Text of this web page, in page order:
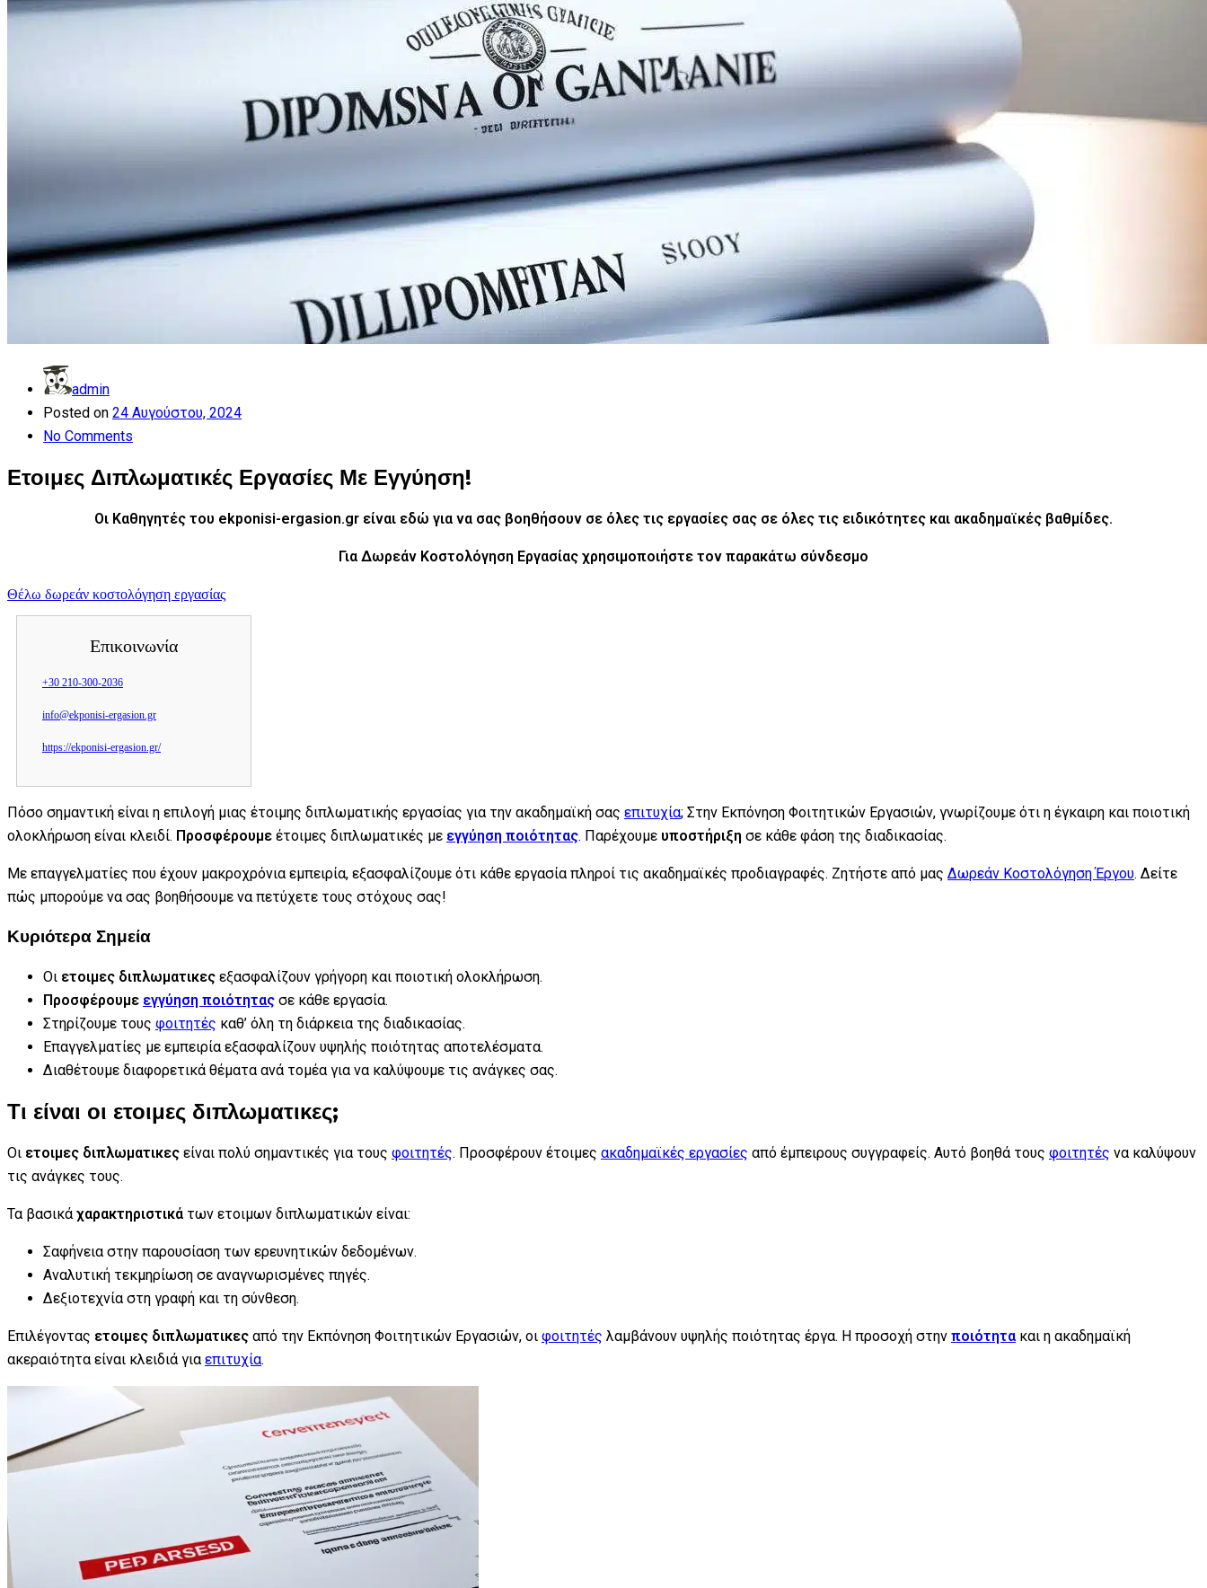
admin
Posted on 24 Αυγούστου, 2024
No Comments
Ετοιμες Διπλωματικές Εργασίες Με Εγγύηση!
Οι Καθηγητές του ekponisi-ergasion.gr είναι εδώ για να σας βοηθήσουν σε όλες τις εργασίες σας σε όλες τις ειδικότητες και ακαδημαϊκές βαθμίδες.
Για Δωρεάν Κοστολόγηση Εργασίας χρησιμοποιήστε τον παρακάτω σύνδεσμο
Θέλω δωρεάν κοστολόγηση εργασίας
Επικοινωνία
+30 210-300-2036
info@ekponisi-ergasion.gr
https://ekponisi-ergasion.gr/
Πόσο σημαντική είναι η επιλογή μιας έτοιμης διπλωματικής εργασίας για την ακαδημαϊκή σας επιτυχία; Στην Εκπόνηση Φοιτητικών Εργασιών, γνωρίζουμε ότι η έγκαιρη και ποιοτική
ολοκλήρωση είναι κλειδί. Προσφέρουμε έτοιμες διπλωματικές με εγγύηση ποιότητας. Παρέχουμε υποστήριξη σε κάθε φάση της διαδικασίας.
Με επαγγελματίες που έχουν μακροχρόνια εμπειρία, εξασφαλίζουμε ότι κάθε εργασία πληροί τις ακαδημαϊκές προδιαγραφές. Ζητήστε από μας Δωρεάν Κοστολόγηση Έργου. Δείτε
πώς μπορούμε να σας βοηθήσουμε να πετύχετε τους στόχους σας!
Κυριότερα Σημεία
Οι ετοιμες διπλωματικες εξασφαλίζουν γρήγορη και ποιοτική ολοκλήρωση.
Προσφέρουμε εγγύηση ποιότητας σε κάθε εργασία.
Στηρίζουμε τους φοιτητές καθ’ όλη τη διάρκεια της διαδικασίας.
Επαγγελματίες με εμπειρία εξασφαλίζουν υψηλής ποιότητας αποτελέσματα.
Διαθέτουμε διαφορετικά θέματα ανά τομέα για να καλύψουμε τις ανάγκες σας.
Τι είναι οι ετοιμες διπλωματικες;
Οι ετοιμες διπλωματικες είναι πολύ σημαντικές για τους φοιτητές. Προσφέρουν έτοιμες ακαδημαϊκές εργασίες από έμπειρους συγγραφείς. Αυτό βοηθά τους φοιτητές να καλύψουν
τις ανάγκες τους.
Τα βασικάχαρακτηριστικά των ετοιμων διπλωματικών είναι:
Σαφήνεια στην παρουσίαση των ερευνητικών δεδομένων.
Αναλυτική τεκμηρίωση σε αναγνωρισμένες πηγές.
Δεξιοτεχνία στη γραφή και τη σύνθεση.
Επιλέγοντας ετοιμες διπλωματικες από την Εκπόνηση Φοιτητικών Εργασιών, οι φοιτητές λαμβάνουν υψηλής ποιότητας έργα. Η προσοχή στην ποιότητα και η ακαδημαϊκή
ακεραιότητα είναι κλειδιά γιαεπιτυχία.